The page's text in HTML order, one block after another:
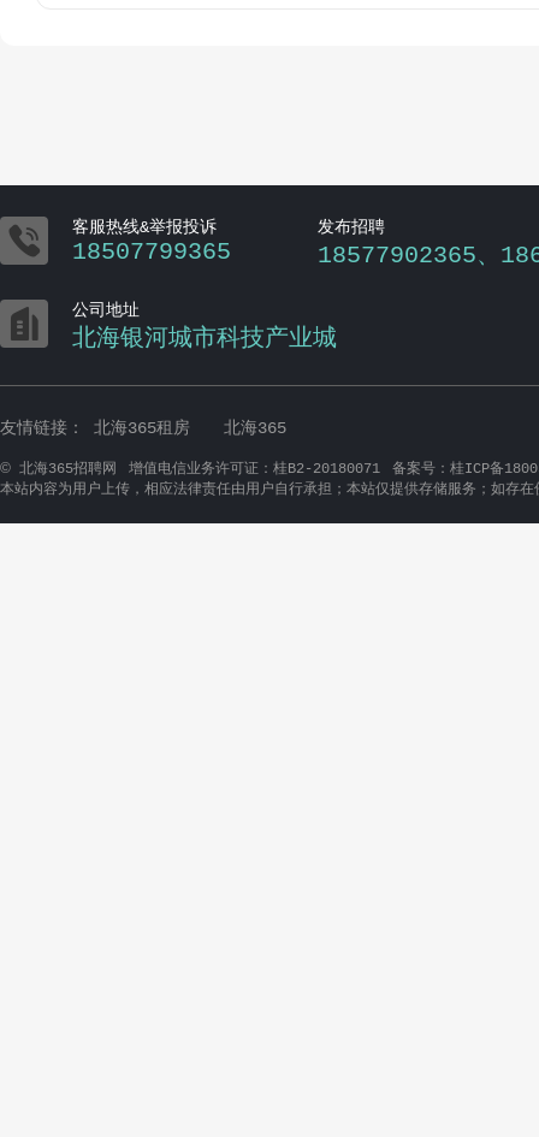
 客服热线&举报投诉
18507799365
发布招聘
18577902365、
 公司地址
北海银河城市科技产业城
友情链接： 北海365租房 北海365
© 北海365招聘网 增值电信业务许可证：桂B2-20180071
备案号：桂ICP备
本站内容为用户上传，相应法律责任由用户自行承担；本站仅提供存储服务；如存